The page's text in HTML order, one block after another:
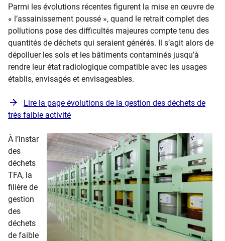
Parmi les évolutions récentes figurent la mise en œuvre de
« l’assainissement poussé », quand le retrait complet des
pollutions pose des difficultés majeures compte tenu des
quantités de déchets qui seraient générés. Il s’agit alors de
dépolluer les sols et les bâtiments contaminés jusqu’à
rendre leur état radiologique compatible avec les usages
établis, envisagés et envisageables.
Lire la page évolutions de la gestion des déchets de
très faible activité
À l’instar
des
déchets
TFA, la
filière de
gestion
des
déchets
de faible